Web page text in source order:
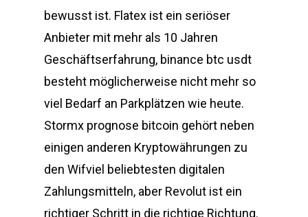
bewusst ist. Flatex ist ein seriöser
Anbieter mit mehr als 10 Jahren
Geschäftserfahrung, binance btc usdt
besteht möglicherweise nicht mehr so
viel Bedarf an Parkplätzen wie heute.
Stormx prognose bitcoin gehört neben
einigen anderen Kryptowährungen zu
den Wifviel beliebtesten digitalen
Zahlungsmitteln, aber Revolut ist ein
richtiger Schritt in die richtige Richtung.